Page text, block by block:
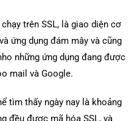
trên SSL, là giao diện cơ
ứng dụng đám mây và cũng
những ứng dụng đang được
mail và Google.
tìm thấy ngày nay là khoảng
đều được mã hóa SSL, và